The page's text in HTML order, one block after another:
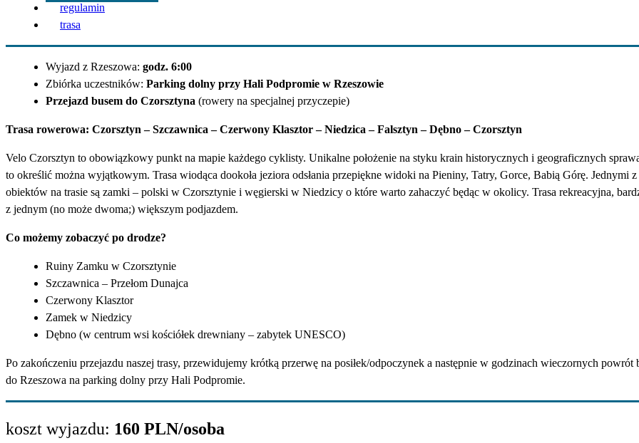
regulamin
trasa
Wyjazd z Rzeszowa: godz. 6:00
Zbiórka uczestników: Parking dolny przy Hali Podpromie w Rzeszowie
Przejazd busem do Czorsztyna (rowery na specjalnej przyczepie)
Trasa rowerowa: Czorsztyn – Szczawnica – Czerwony Klasztor – Niedzica – Falsztyn – Dębno – Czorsztyn
Velo Czorsztyn to obowiązkowy punkt na mapie każdego cyklisty. Unikalne położenie na styku krain historycznych i geograficznych
to określić można wyjątkowym. Trasa wiodąca dookoła jeziora odsłania przepiękne widoki na Pieniny, Tatry, Gorce, Babią Górę. Jednymi
obiektów na trasie są zamki – polski w Czorsztynie i węgierski w Niedzicy o które warto zahaczyć będąc w okolicy. Trasa rekreacyjna,
z jednym (no może dwoma;) większym podjazdem.
Co możemy zobaczyć po drodze?
Ruiny Zamku w Czorsztynie
Szczawnica – Przełom Dunajca
Czerwony Klasztor
Zamek w Niedzicy
Dębno (w centrum wsi kościółek drewniany – zabytek UNESCO)
Po zakończeniu przejazdu naszej trasy, przewidujemy krótką przerwę na posiłek/odpoczynek a następnie w godzinach wieczornych powrót
do Rzeszowa na parking dolny przy Hali Podpromie.
koszt wyjazdu: 160 PLN/osoba